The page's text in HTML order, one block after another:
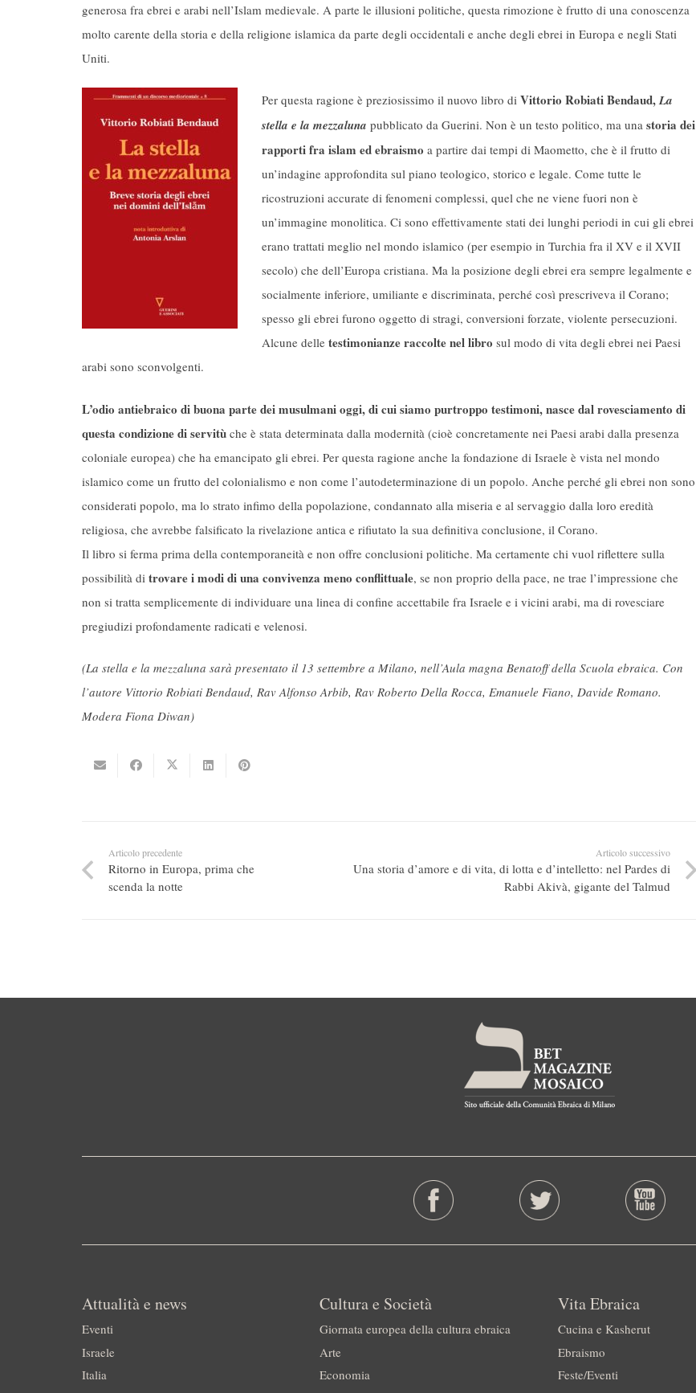
generosa fra ebrei e arabi nell’Islam medievale. A parte le illusioni politiche, questa rimozione è frutto di una conoscenza
molto carente della storia e della religione islamica da parte degli occidentali e anche degli ebrei in Europa e negli Stati
Uniti.
Per questa ragione è preziosissimo il nuovo libro di Vittorio Robiati Bendaud,La
stella e la mezzaluna pubblicato da Guerini. Non è un testo politico, ma una storia dei
rapporti fra islam ed ebraismo a partire dai tempi di Maometto, che è il frutto di
un’indagine approfondita sul piano teologico, storico e legale. Come tutte le
ricostruzioni accurate di fenomeni complessi, quel che ne viene fuori non è
un’immagine monolitica. Ci sono effettivamente stati dei lunghi periodi in cui gli ebrei
erano trattati meglio nel mondo islamico (per esempio in Turchia fra il XV e il XVII
secolo) che dell’Europa cristiana. Ma la posizione degli ebrei era sempre legalmente e
socialmente inferiore, umiliante e discriminata, perché così prescriveva il Corano;
spesso gli ebrei furono oggetto di stragi, conversioni forzate, violente persecuzioni.
Alcune delle testimonianze raccolte nel libro sul modo di vita degli ebrei nei Paesi
arabi sono sconvolgenti.
L’odio antiebraico di buona parte dei musulmani oggi, di cui siamo purtroppo testimoni, nasce dal rovesciamento di
questa condizione di servitù che è stata determinata dalla modernità (cioè concretamente nei Paesi arabi dalla presenza
coloniale europea) che ha emancipato gli ebrei. Per questa ragione anche la fondazione di Israele è vista nel mondo
islamico come un frutto del colonialismo e non come l’autodeterminazione di un popolo. Anche perché gli ebrei non sono
considerati popolo, ma lo strato infimo della popolazione, condannato alla miseria e al servaggio dalla loro eredità
religiosa, che avrebbe falsificato la rivelazione antica e rifiutato la sua definitiva conclusione, il Corano.
Il libro si ferma prima della contemporaneità e non offre conclusioni politiche. Ma certamente chi vuol riflettere sulla
possibilità di trovare i modi di una convivenza meno conflittuale, se non proprio della pace, ne trae l’impressione che
non si tratta semplicemente di individuare una linea di confine accettabile fra Israele e i vicini arabi, ma di rovesciare
pregiudizi profondamente radicati e velenosi.
(La stella e la mezzaluna sarà presentato il 13 settembre a Milano, nell’Aula magna Benatoff della Scuola ebraica. Con
l’autore Vittorio Robiati Bendaud, Rav Alfonso Arbib, Rav Roberto Della Rocca, Emanuele Fiano, Davide Romano.
Modera Fiona Diwan)
Articolo precedente
Ritorno in Europa, prima che
scenda la notte
Articolo successivo
Una storia d’amore e di vita, di lotta e d’intelletto: nel Pardes di
Rabbi Akivà, gigante del Talmud
Attualità e news
Eventi
Israele
Italia
Cultura e Società
Giornata europea della cultura ebraica
Arte
Economia
Vita Ebraica
Cucina e Kasherut
Ebraismo
Feste/Eventi